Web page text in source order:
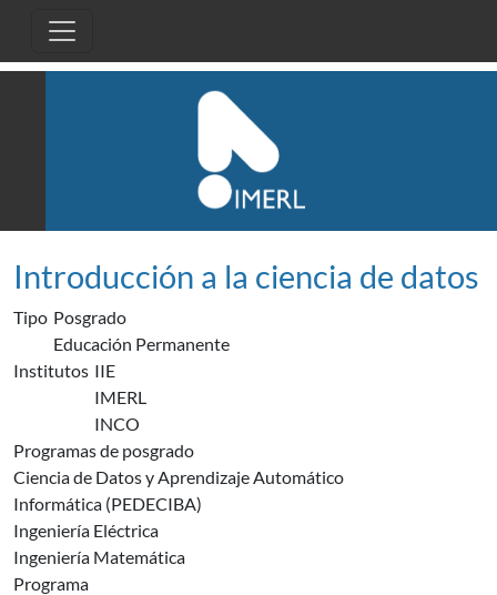
Introducción a la ciencia de datos
Tipo Posgrado
Educación Permanente
Institutos IIE
IMERL
INCO
Programas de posgrado
Ciencia de Datos y Aprendizaje Automático
Informática (PEDECIBA)
Ingeniería Eléctrica
Ingeniería Matemática
Programa